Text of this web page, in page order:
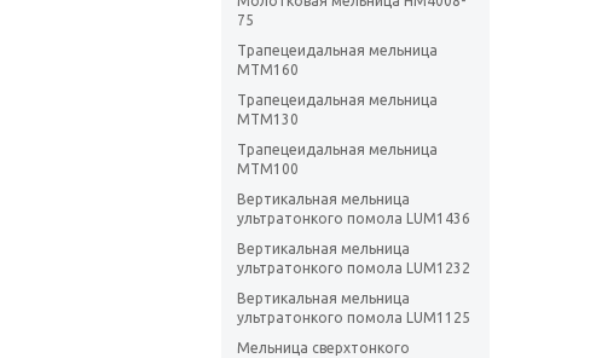
75
Трапецеидальная мельница
MTM160
Трапецеидальная мельница
MTM130
Трапецеидальная мельница
MTM100
Вертикальная мельница
ультратонкого помола LUM1436
Вертикальная мельница
ультратонкого помола LUM1232
Вертикальная мельница
ультратонкого помола LUM1125
Мельница сверхтонкого